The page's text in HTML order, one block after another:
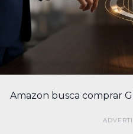
Amazon busca comprar